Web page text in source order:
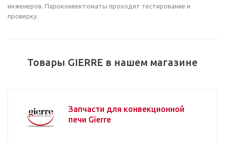
инженеров. Пароконвектоматы проходят тестирование и
проверку.
Товары GIERRE в нашем магазине
Запчасти для конвекционной
печи Gierre